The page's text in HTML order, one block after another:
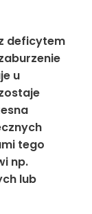
deficytem
u
tego
np.
lub